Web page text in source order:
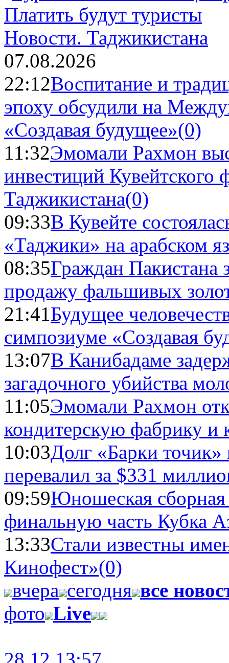
Новости. Таджикистана
07.08.2026
22:12Воспитание и
эпоху обсудили на
«Создавая будущее»(0)
11:32Эмомали Рахмон
инвестиций Кувейтского
Таджикистана(0)
09:33В Кувейте
«Таджики» на арабском
08:35Граждан Пакистана
продажу фальшивых
21:41Будущее
симпозиуме «Создавая
13:07В Канибадаме
загадочного убийства
11:05Эмомали Рахмон
кондитерскую фабрику и
10:03Долг «Барки
перевалил за $331
09:59Юношеская
финальную часть Кубка
13:33Стали известны
Кинофест»(0)
вчера сегодня все
фото Live